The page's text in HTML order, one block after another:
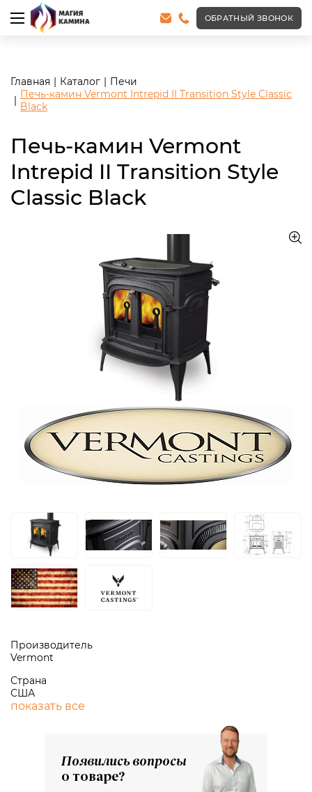
<meta name="robots" content="noindex, follow"/>
ОБРАТНЫЙ ЗВОНОК
Главная Каталог
Печи
Печь-камин Vermont Intrepid II Transition Style Classic
Black
Печь-камин Vermont
Intrepid II Transition Style
Classic Black
Производитель
Vermont
Страна
США
показать все
Появились вопросы
о товаре?